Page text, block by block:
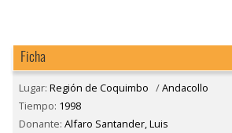
Ficha
Lugar: Región de Coquimbo /Andacollo
Tiempo: 1998
Donante: Alfaro Santander, Luis